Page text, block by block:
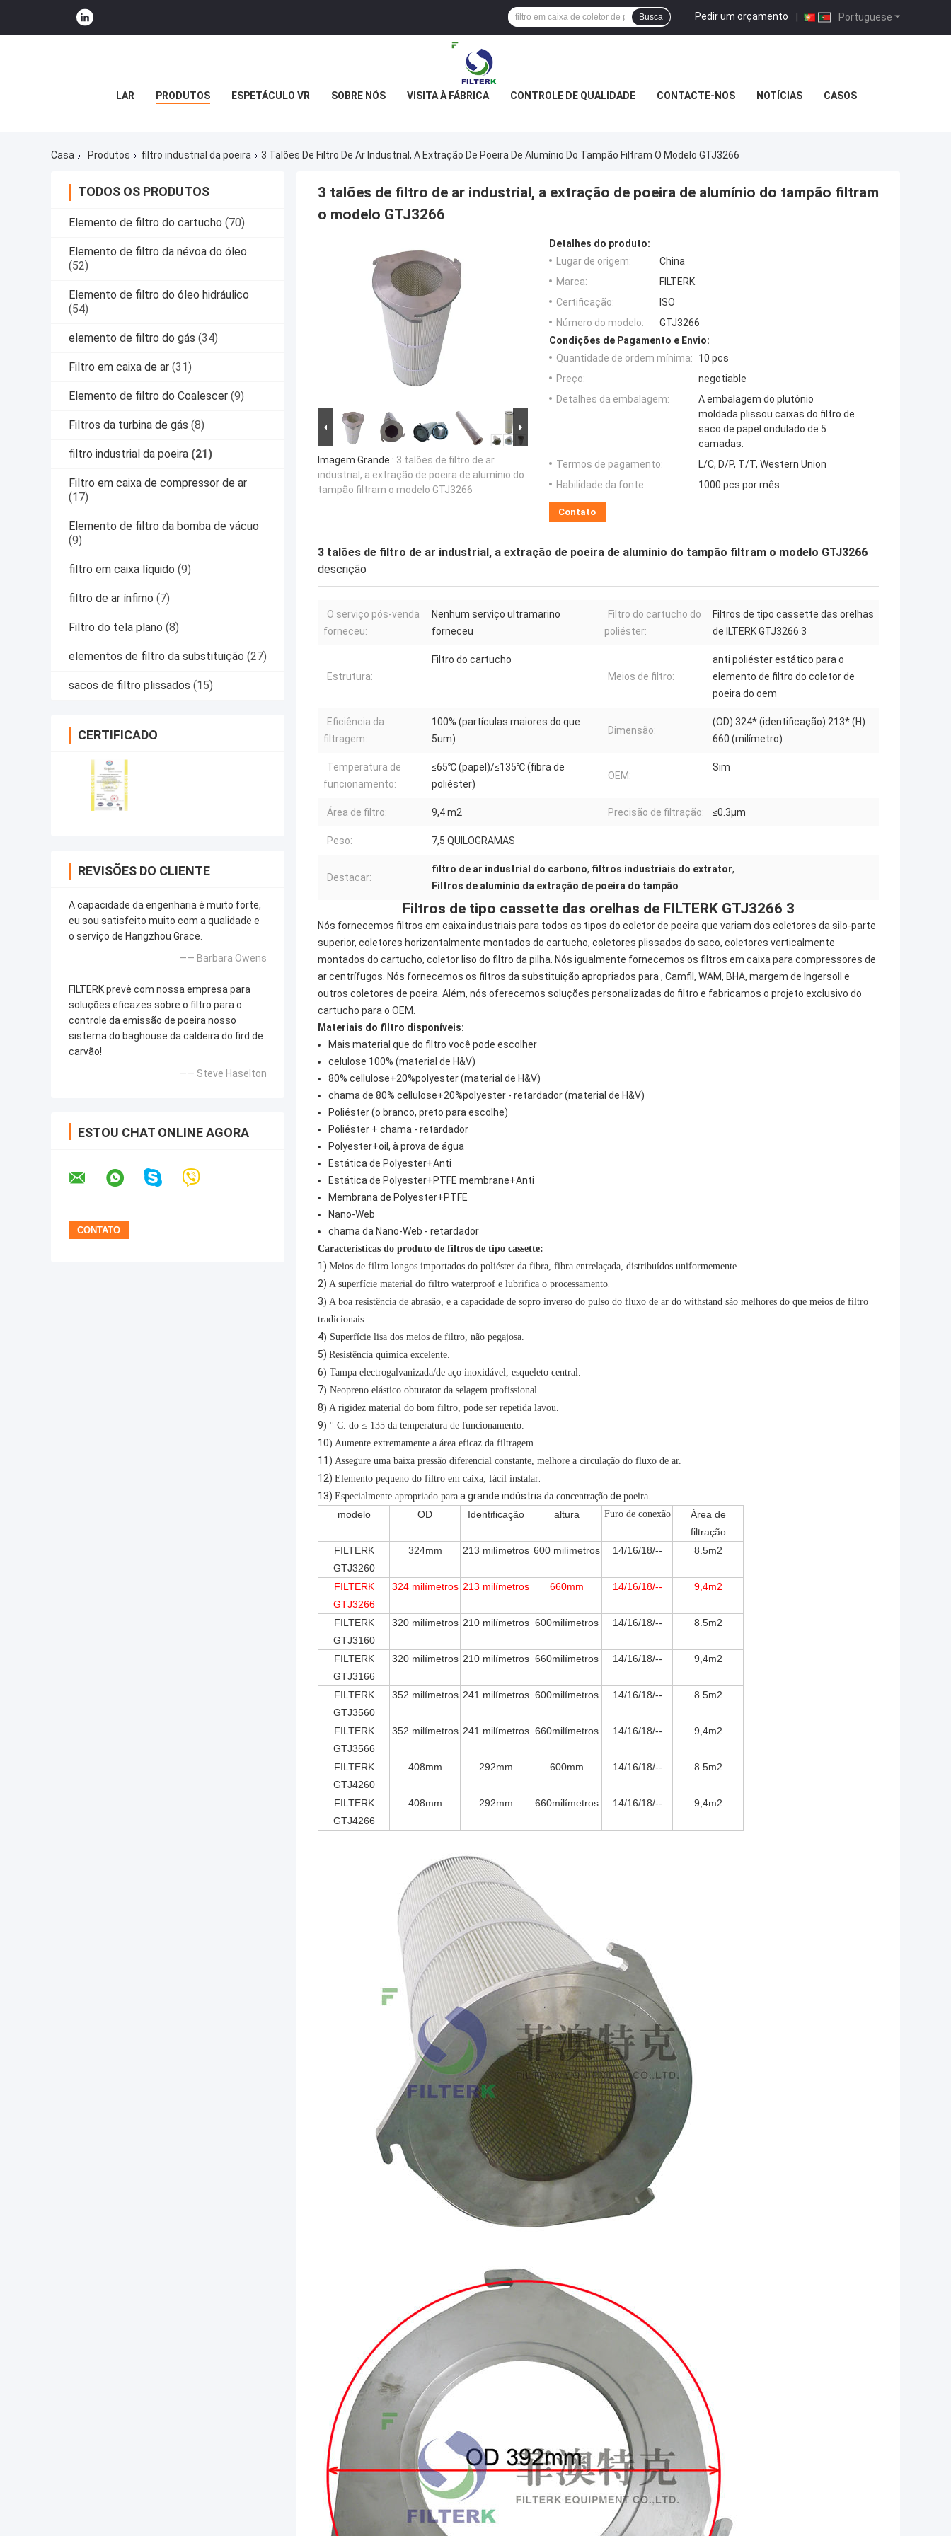
Portuguese
Pedir um orçamento |
Busca
LAR PRODUTOS ESPETÁCULO VR SOBRE NÓS VISITA À FÁBRICA CONTROLE DE QUALIDADE CONTACTE-NOS NOTÍCIAS CASOS
Casa Produtos filtro industrial da poeira 3 Talões De Filtro De Ar Industrial, A Extração De Poeira De Alumínio Do Tampão Filtram O Modelo GTJ3266
TODOS OS PRODUTOS
Elemento de filtro do cartucho (70)
Elemento de filtro da névoa do óleo
(52)
Elemento de filtro do óleo hidráulico
(54)
elemento de filtro do gás (34)
Filtro em caixa de ar (31)
Elemento de filtro do Coalescer (9)
Filtros da turbina de gás (8)
filtro industrial da poeira (21)
Filtro em caixa de compressor de ar
(17)
Elemento de filtro da bomba de vácuo
(9)
filtro em caixa líquido (9)
filtro de ar ínfimo (7)
Filtro do tela plano (8)
elementos de filtro da substituição (27)
sacos de filtro plissados (15)
CERTIFICADO
REVISÕES DO CLIENTE
A capacidade da engenharia é muito forte,
eu sou satisfeito muito com a qualidade e
o serviço de Hangzhou Grace.
—— Barbara Owens
FILTERK prevê com nossa empresa para
soluções eficazes sobre o filtro para o
controle da emissão de poeira nosso
sistema do baghouse da caldeira do fird de
carvão!
—— Steve Haselton
ESTOU CHAT ONLINE AGORA
3 talões de filtro de ar industrial, a extração de poeira de alumínio do tampão filtram
o modelo GTJ3266
Imagem Grande : 3 talões de filtro de ar
industrial, a extração de poeira de alumínio do
tampão filtram o modelo GTJ3266
Detalhes do produto:
Lugar de origem:
China
Marca:
FILTERK
Certificação:
ISO
Número do modelo:
GTJ3266
Condições de Pagamento e Envio:
Quantidade de ordem mínima:
10 pcs
Preço:
negotiable
Detalhes da embalagem:
A embalagem do plutônio
moldada plissou caixas do filtro de
saco de papel ondulado de 5
camadas.
Termos de pagamento:
L/C, D/P, T/T, Western Union
Habilidade da fonte:
1000 pcs por mês
Contato
3 talões de filtro de ar industrial, a extração de poeira de alumínio do tampão filtram o modelo GTJ3266
descrição
O serviço pós-venda
forneceu:
Nenhum serviço ultramarino
forneceu
Filtro do cartucho do
poliéster:
Filtros de tipo cassette das orelhas
de ILTERK GTJ3266 3
Estrutura:
Filtro do cartucho
Meios de filtro:
anti poliéster estático para o
elemento de filtro do coletor de
poeira do oem
Eficiência da
filtragem:
100% (partículas maiores do que
5um)
Dimensão:
(OD) 324* (identificação) 213* (H)
660 (milímetro)
Temperatura de
funcionamento:
≤65℃ (papel)/≤135℃ (fibra de
poliéster)
OEM:
Sim
Área de filtro: 9,4 m2 Precisão de filtração: ≤0.3μm
Peso: 7,5 QUILOGRAMAS
Destacar:
filtro de ar industrial do carbono, filtros industriais do extrator,
Filtros de alumínio da extração de poeira do tampão
Filtros de tipo cassette das orelhas de FILTERK GTJ3266 3
Nós fornecemos filtros em caixa industriais para todos os tipos do coletor de poeira que variam dos coletores da silo-parte
superior, coletores horizontalmente montados do cartucho, coletores plissados do saco, coletores verticalmente
montados do cartucho, coletor liso do filtro da pilha. Nós igualmente fornecemos os filtros em caixa para compressores de
ar centrífugos. Nós fornecemos os filtros da substituição apropriados para , Camfil, WAM, BHA, margem de Ingersoll e
outros coletores de poeira. Além, nós oferecemos soluções personalizadas do filtro e fabricamos o projeto exclusivo do
cartucho para o OEM.
Materiais do filtro disponíveis:
Mais material que do filtro você pode escolher
celulose 100% (material de H&V)
80% cellulose+20%polyester (material de H&V)
chama de 80% cellulose+20%polyester - retardador (material de H&V)
Poliéster (o branco, preto para escolhe)
Poliéster + chama - retardador
Polyester+oil, à prova de água
Estática de Polyester+Anti
Estática de Polyester+PTFE membrane+Anti
Membrana de Polyester+PTFE
Nano-Web
chama da Nano-Web - retardador
Características do produto de filtros de tipo cassette:
1) Meios de filtro longos importados do poliéster da fibra, fibra entrelaçada, distribuídos uniformemente.
2) A superfície material do filtro waterproof e lubrifica o processamento.
3) A boa resistência de abrasão, e a capacidade de sopro inverso do pulso do fluxo de ar do withstand são melhores do que meios de filtro
tradicionais.
4) Superfície lisa dos meios de filtro, não pegajosa.
5) Resistência química excelente.
6) Tampa electrogalvanizada/de aço inoxidável, esqueleto central.
7) Neopreno elástico obturator da selagem profissional.
8) A rigidez material do bom filtro, pode ser repetida lavou.
9) ° C. do ≤ 135 da temperatura de funcionamento.
10) Aumente extremamente a área eficaz da filtragem.
11) Assegure uma baixa pressão diferencial constante, melhore a circulação do fluxo de ar.
12) Elemento pequeno do filtro em caixa, fácil instalar.
13) Especialmente apropriado para a grande indústria da concentração de poeira.
modelo
OD Identificação altura Furo de conexão
Área de
filtração
FILTERK
GTJ3260
324mm 213 milímetros 600 milímetros 14/16/18/-- 8.5m2
FILTERK
GTJ3266
324 milímetros 213 milímetros 660mm 14/16/18/-- 9,4m2
FILTERK
GTJ3160
320 milímetros 210 milímetros 600milímetros 14/16/18/-- 8.5m2
FILTERK
GTJ3166
320 milímetros 210 milímetros 660milímetros 14/16/18/-- 9,4m2
FILTERK
GTJ3560
352 milímetros 241 milímetros 600milímetros 14/16/18/-- 8.5m2
FILTERK
GTJ3566
352 milímetros 241 milímetros 660milímetros 14/16/18/-- 9,4m2
FILTERK
GTJ4260
408mm 292mm 600mm 14/16/18/-- 8.5m2
FILTERK
GTJ4266
408mm 292mm 660milímetros 14/16/18/-- 9,4m2